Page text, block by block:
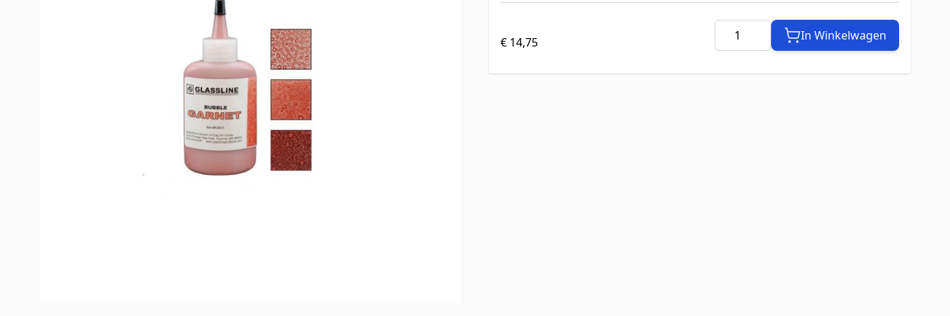
€ 14,75
Aantal In Winkelwagen